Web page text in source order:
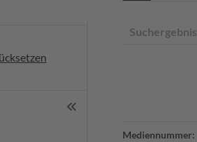
Suchergebnis
Mediennummer: